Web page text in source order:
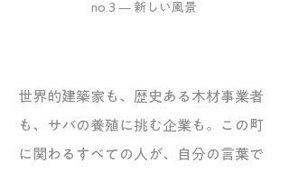
no.3 — 新しい風景
世界的建築家も、歴史ある木材事業者
も、サバの養殖に挑む企業も。この町
に関わるすべての人が、自分の言葉で